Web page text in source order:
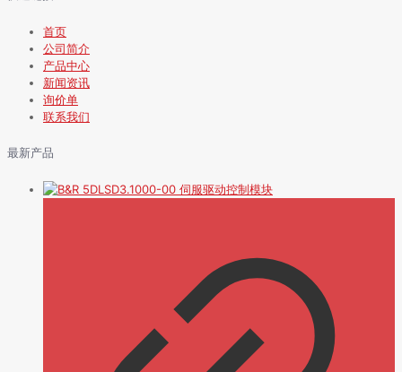
首页
公司简介
产品中心
新闻资讯
询价单
联系我们
最新产品